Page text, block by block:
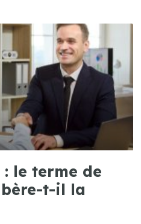
le terme de
t-il la